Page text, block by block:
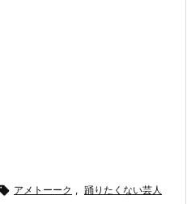
アメトーーク , 踊りたくない芸人